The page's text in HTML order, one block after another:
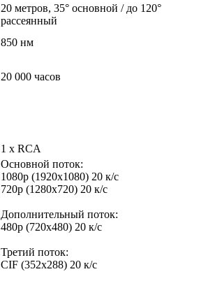
20 метров, 35° основной / до 120°
рассеянный
850 нм
20 000 часов
1 х RCA
Основной поток:
1080p (1920x1080) 20 к/с
720p (1280x720) 20 к/с
Дополнительный поток:
480p (720x480) 20 к/с
Третий поток:
CIF (352x288) 20 к/с